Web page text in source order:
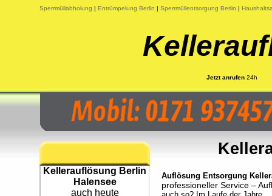
Sperrmüllabholung | Entrümpelung Berlin | Sperrmüllentsorgung Berlin |
Jetzt anrufen 24h
Kellerauflösung Berlin
Halensee
auch heute
Auflösung Entsorgung
professioneller Service –